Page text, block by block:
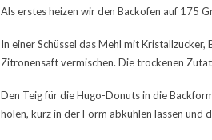
Als erstes heizen wir den Backofen auf 175
In einer Schüssel das Mehl mit
Zitronensaft vermischen. Die trockenen
Den Teig für die Hugo-Donuts in die
holen, kurz in der Form abkühlen lassen und